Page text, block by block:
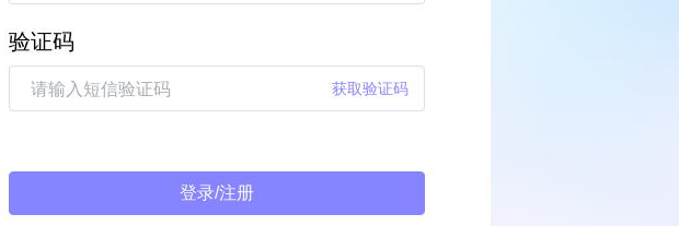
验证码
获取验证码
登录/注册